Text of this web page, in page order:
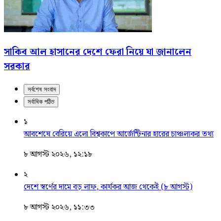
সাকিব আল হাসানের দেশে ফেরা নিয়ে যা জানালেন
সরকার
সর্বশেষ সংবাদ
সর্বাধিক পঠিত
১
আবশেষে বেরিয়ে এলো বিশ্বকাপে আর্জেন্টিনার হারের চাঞ্চল্যকর তথ্য
৮ আগস্ট ২০২৬, ১২:১৮
২
দেশে স্বর্ণের দামে বড় লাফ, কার্যকর আজ থেকেই (৮ আগস্ট)
৮ আগস্ট ২০২৬, ১১:৩৩